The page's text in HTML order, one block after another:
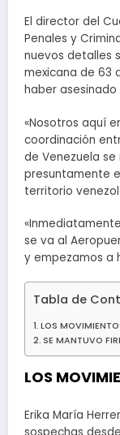
El director del
Penales y
nuevos detalles
mexicana de 63
haber asesinado
«Nosotros aquí
coordinación
de Venezuela
presuntamente
territorio
se va al
y empezamos a
Tabla de
LOS
SE MANTUVO
LOS
Erika María
sospechas